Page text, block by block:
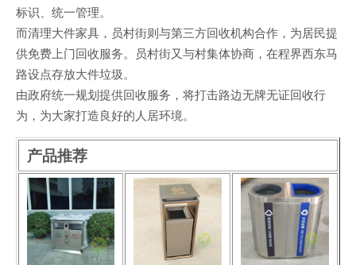
标识、统一管理。
而清理大件家具，员村街则与第三方回收机构合作，为居民提
供免费上门回收服务。员村街又与村集体协商，在程界西东马
路设点存放大件垃圾。
由政府统一规划提供回收服务，将打击路边无牌无证回收行
为，为大家打造良好的人居环境。
产品推荐